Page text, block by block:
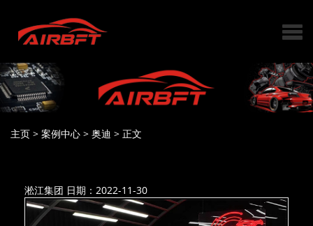
主页 > 案例中心 > 奥迪 > 正文
淞江集团 日期：2022-11-30